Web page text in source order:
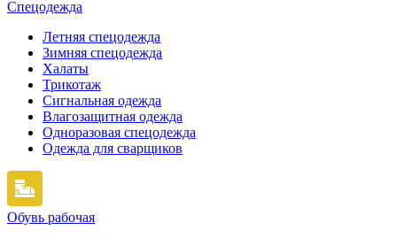
Спецодежда
Летняя спецодежда
Зимняя спецодежда
Халаты
Трикотаж
Сигнальная одежда
Влагозащитная одежда
Одноразовая спецодежда
Одежда для сварщиков
Обувь рабочая